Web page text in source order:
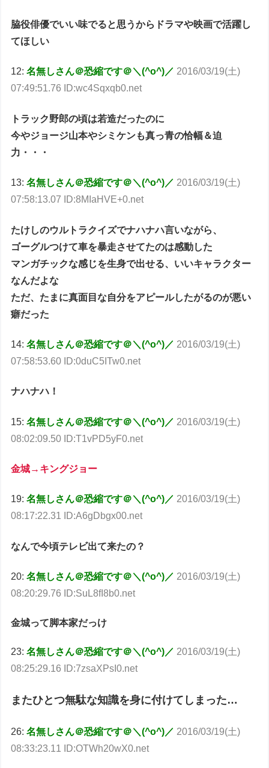
脇役俳優でいい味でると思うからドラマや映画で活躍し
てほしい
12:名無しさん＠恐縮です＠＼(^o^)／ 2016/03/19(土)
07:49:51.76 ID:wc4Sqxqb0.net
トラック野郎の頃は若造だったのに
今やジョージ山本やシミケンも真っ青の恰幅＆迫
力・・・
13:名無しさん＠恐縮です＠＼(^o^)／ 2016/03/19(土)
07:58:13.07 ID:8MIaHVE+0.net
たけしのウルトラクイズでナハナハ言いながら、
ゴーグルつけて車を暴走させてたのは感動した
マンガチックな感じを生身で出せる、いいキャラクター
なんだよな
ただ、たまに真面目な自分をアピールしたがるのが悪い
癖だった
14:名無しさん＠恐縮です＠＼(^o^)／ 2016/03/19(土)
07:58:53.60 ID:0duC5ITw0.net
ナハナハ！
15:名無しさん＠恐縮です＠＼(^o^)／ 2016/03/19(土)
08:02:09.50 ID:T1vPD5yF0.net
金城→キングジョー
19:名無しさん＠恐縮です＠＼(^o^)／ 2016/03/19(土)
08:17:22.31 ID:A6gDbgx00.net
なんで今頃テレビ出て来たの？
20:名無しさん＠恐縮です＠＼(^o^)／ 2016/03/19(土)
08:20:29.76 ID:SuL8fI8b0.net
金城って脚本家だっけ
23:名無しさん＠恐縮です＠＼(^o^)／ 2016/03/19(土)
08:25:29.16 ID:7zsaXPsI0.net
またひとつ無駄な知識を身に付けてしまった…
26:名無しさん＠恐縮です＠＼(^o^)／ 2016/03/19(土)
08:33:23.11 ID:OTWh20wX0.net